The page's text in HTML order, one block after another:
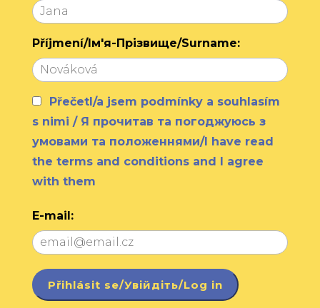
Příjmení/Ім'я-Прізвище/Surname:
Přečetl/a jsem podmínky a souhlasím
s nimi / Я прочитав та погоджуюсь з
умовами та положеннями/I have read
the terms and conditions and I agree
with them
E-mail: